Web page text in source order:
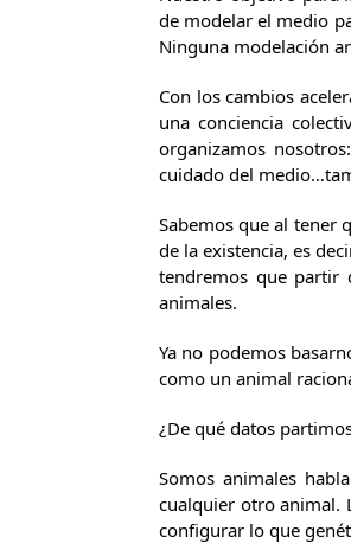
de modelar el medio
Ninguna modelación
Con los cambios
una conciencia
organizamos
cuidado del
Sabemos que al tener
de la existencia, es
tendremos que partir
animales.
Ya no podemos
como un animal
¿De qué datos
Somos animales
cualquier otro animal.
configurar lo que